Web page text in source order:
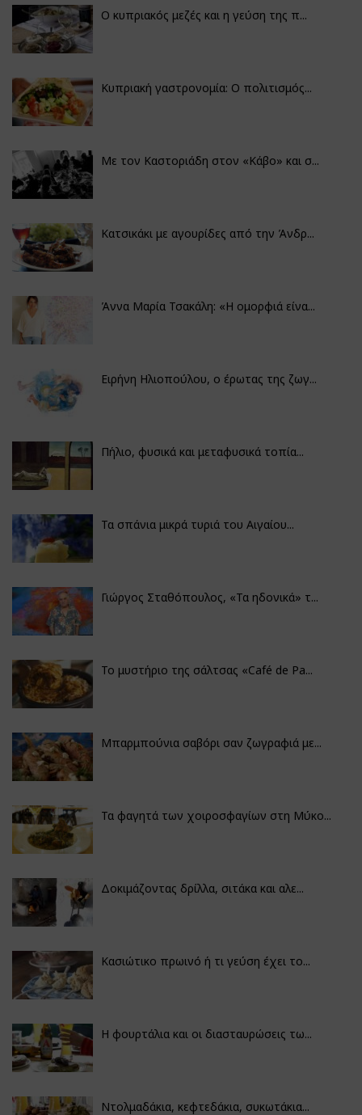
Ο κυπριακός μεζές και η γεύση της π...
Κυπριακή γαστρονομία: Ο πολιτισμός...
Με τον Καστοριάδη στον «Κάβο» και σ...
Κατσικάκι με αγουρίδες από την Άνδρ...
Άννα Μαρία Τσακάλη: «Η ομορφιά είνα...
Ειρήνη Ηλιοπούλου, ο έρωτας της ζωγ...
Πήλιο, φυσικά και μεταφυσικά τοπία...
Τα σπάνια μικρά τυριά του Αιγαίου...
Γιώργος Σταθόπουλος, «Τα ηδονικά» τ...
Το μυστήριο της σάλτσας «Café de Pa...
Μπαρμπούνια σαβόρι σαν ζωγραφιά με...
Τα φαγητά των χοιροσφαγίων στη Μύκο...
Δοκιμάζοντας δρίλλα, σιτάκα και αλε...
Κασιώτικο πρωινό ή τι γεύση έχει το...
Η φουρτάλια και οι διασταυρώσεις τω...
Ντολμαδάκια, κεφτεδάκια, συκωτάκια...